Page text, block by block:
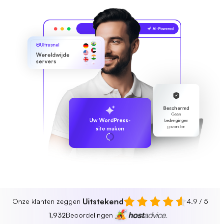
Beschermd
Geen
bedreigingen
gevonden
Ultrasnel
Wereldwijde
servers
Uw WordPress-
site maken
Onze klanten zeggen Uitstekend
4.9 / 5
1,932Beoordelingen